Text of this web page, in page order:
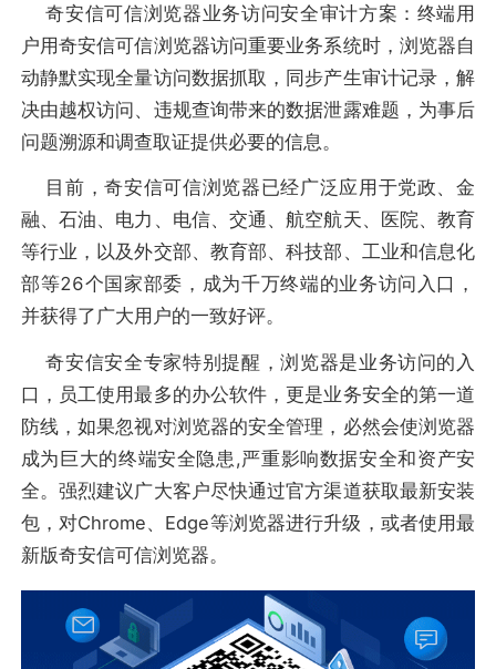
奇安信可信浏览器业务访问安全审计方案：终端用
户用奇安信可信浏览器访问重要业务系统时，浏览器自
动静默实现全量访问数据抓取，同步产生审计记录，解
决由越权访问、违规查询带来的数据泄露难题，为事后
问题溯源和调查取证提供必要的信息。
目前，奇安信可信浏览器已经广泛应用于党政、金
融、石油、电力、电信、交通、航空航天、医院、教育
等行业，以及外交部、教育部、科技部、工业和信息化
部等26个国家部委，成为千万终端的业务访问入口，
并获得了广大用户的一致好评。
奇安信安全专家特别提醒，浏览器是业务访问的入
口，员工使用最多的办公软件，更是业务安全的第一道
防线，如果忽视对浏览器的安全管理，必然会使浏览器
成为巨大的终端安全隐患,严重影响数据安全和资产安
全。强烈建议广大客户尽快通过官方渠道获取最新安装
包，对Chrome、Edge等浏览器进行升级，或者使用最
新版奇安信可信浏览器。